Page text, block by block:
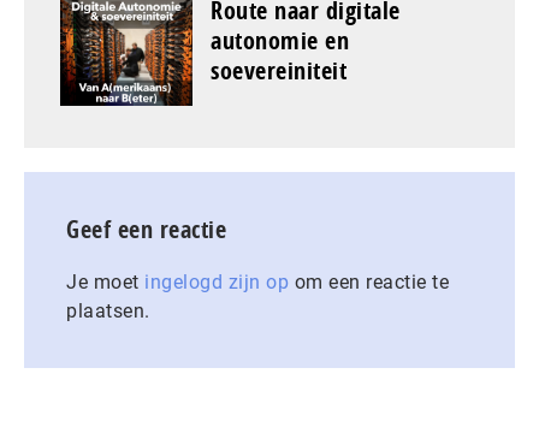
Route naar digitale
autonomie en
soevereiniteit
Geef een reactie
Je moet ingelogd zijn op om een reactie te
plaatsen.